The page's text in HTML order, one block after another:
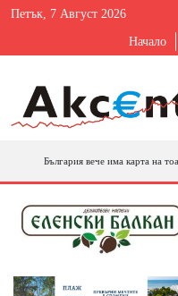
Петък, 7 Август 2026
Начало
България вече има карта на